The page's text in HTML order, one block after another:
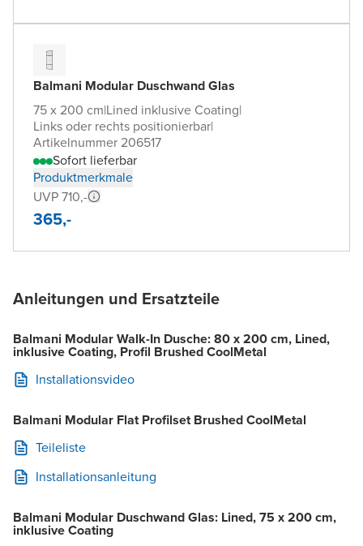
Balmani Modular Duschwand Glas
75 x 200 cm|Lined inklusive Coating|
Links oder rechts positionierbar|
Artikelnummer 206517
Sofort lieferbar
Produktmerkmale
UVP 710,-
365,-
Anleitungen und Ersatzteile
Balmani Modular Walk-In Dusche: 80 x 200 cm, Lined,
inklusive Coating, Profil Brushed CoolMetal
Installationsvideo
Balmani Modular Flat Profilset Brushed CoolMetal
Teileliste
Installationsanleitung
Balmani Modular Duschwand Glas: Lined, 75 x 200 cm,
inklusive Coating